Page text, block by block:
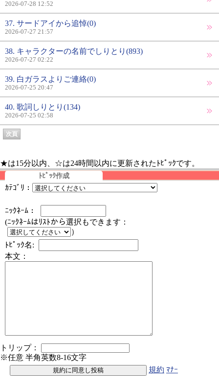
2026-07-28 12:52
37. サードアイから追悼(0)
2026-07-27 21:57
38. キャラクターの名前でしりとり(893)
2026-07-27 02:22
39. 白ガラスよりご連絡(0)
2026-07-25 20:47
40. 歌詞しりとり(134)
2026-07-25 02:58
次頁
★は15分以内、☆は24時間以内に更新されたﾄﾋﾟｯｸです。
ﾄﾋﾟｯｸ作成
ｶﾃｺﾞﾘ：
ﾆｯｸﾈｰﾑ：
(ﾆｯｸﾈｰﾑはﾘｽﾄから選択もできます：
）
ﾄﾋﾟｯｸ名:
本文：
トリップ：
※任意 半角英数8-16文字
規約 ﾏﾅｰ